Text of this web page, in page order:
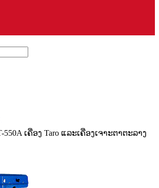
550A ເຄື່ອງ Taro ແລະເຄື່ອງເຈາະຕາຕະລາງ